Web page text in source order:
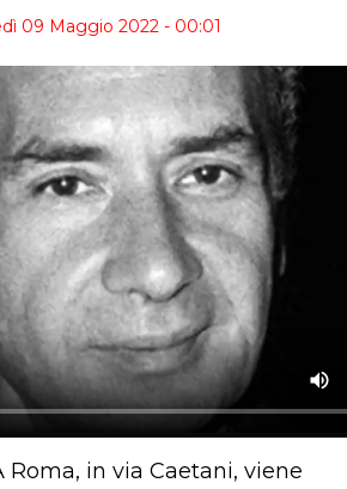
09 Maggio 2022 - 00:01
Roma, in via Caetani, viene